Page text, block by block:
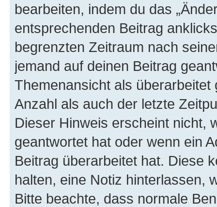
bearbeiten, indem du das
entsprechenden Beitrag
begrenzten Zeitraum nach
jemand auf deinen Beitrag
Themenansicht als
Anzahl als auch der letzte
Dieser Hinweis erscheint nicht,
geantwortet hat oder wenn ein
Beitrag überarbeitet hat. Diese
halten, eine Notiz hinterlassen,
Bitte beachte, dass normale